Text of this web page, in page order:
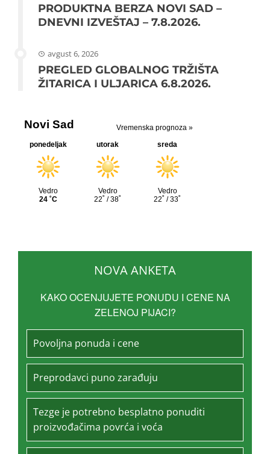
PRODUKTNA BERZA NOVI SAD –
DNEVNI IZVEŠTAJ – 7.8.2026.
avgust 6, 2026
PREGLED GLOBALNOG TRŽIŠTA
ŽITARICA I ULJARICA 6.8.2026.
NOVA ANKETA
KAKO OCENJUJETE PONUDU I CENE NA
ZELENOJ PIJACI?
Povoljna ponuda i cene
Preprodavci puno zarađuju
Tezge je potrebno besplatno ponuditi
proizvođačima povrća i voća